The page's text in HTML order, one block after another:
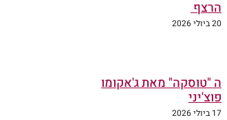
הרצף
20 ביולי 2026
ה "טוסקה" מאת ג'אקומו
פוצ'יני
17 ביולי 2026